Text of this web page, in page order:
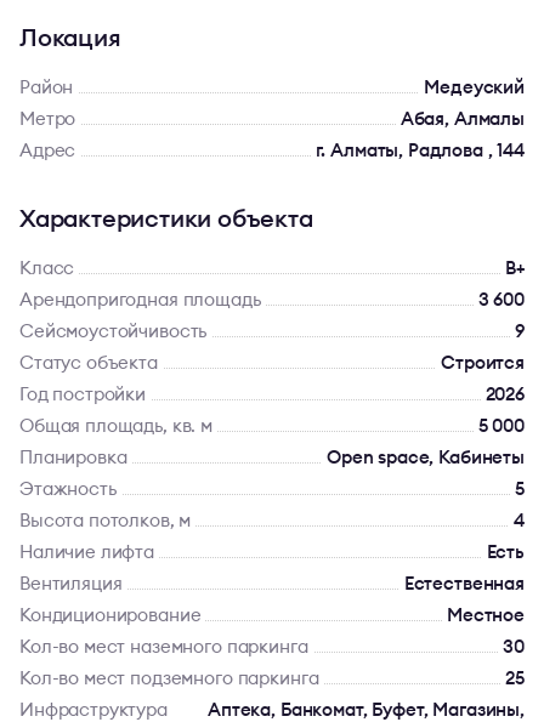
Локация
Район
Медеуский
Метро
Абая, Алмалы
Адрес
г. Алматы, Радлова , 144
Характеристики объекта
Класс
B+
Арендопригодная площадь
3 600
Сейсмоустойчивость
9
Статус объекта
Строится
Год постройки
2026
Общая площадь, кв. м
5 000
Планировка
Open space, Кабинеты
Этажность
5
Высота потолков, м
4
Наличие лифта
Есть
Вентиляция
Естественная
Кондиционирование
Местное
Кол-во мест наземного паркинга
30
Кол-во мест подземного паркинга
25
Инфраструктура
Аптека, Банкомат, Буфет, Магазины,